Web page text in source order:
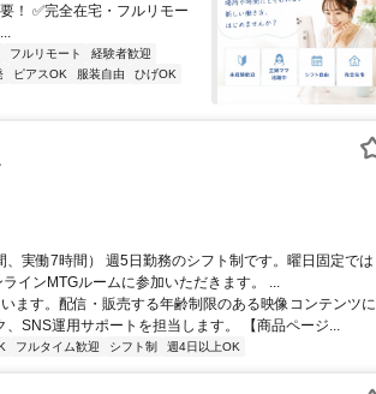
！ ✅完全在宅・フルリモー
フルリモート
経験者歓迎
ピアスOK 服装自由
ひげOK
実働7時間） 週5日勤務のシフト制です。曜日固定では
インMTGルームに参加いただきます。 ...
ます。配信・販売する年齢制限のある映像コンテンツに
SNS運用サポートを担当します。 【商品ページ...
フルタイム歓迎 シフト制 週4日以上OK